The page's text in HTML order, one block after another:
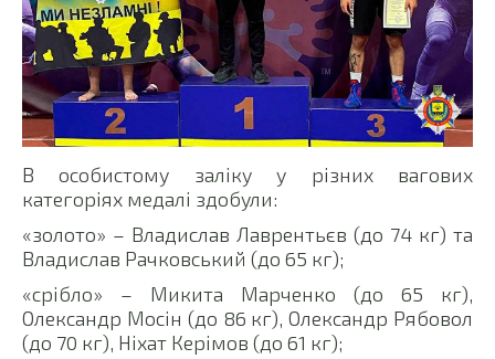
В особистому заліку у різних вагових
категоріях медалі здобули:
«золото» – Владислав Лаврентьєв (до 74 кг) та
Владислав Рачковський (до 65 кг);
«срібло» – Микита Марченко (до 65 кг),
Олександр Мосін (до 86 кг), Олександр Рябовол
(до 70 кг), Ніхат Керімов (до 61 кг);